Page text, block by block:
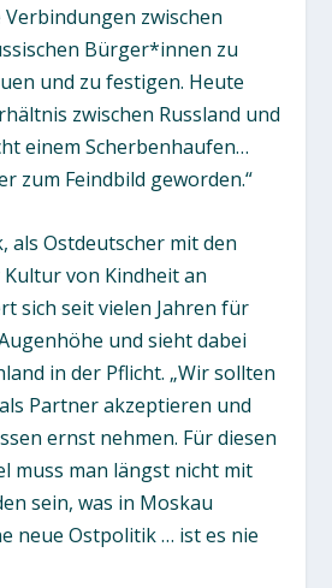
zwischen
Bürger*innen zu
und zu festigen. Heute
zwischen Russland und
einem Scherbenhaufen…
zum Feindbild geworden.“
als Ostdeutscher mit den
von Kindheit an
sich seit vielen Jahren für
und sieht dabei
in der Pflicht. „Wir sollten
Partner akzeptieren und
ernst nehmen. Für diesen
muss man längst nicht mit
sein, was in Moskau
neue Ostpolitik … ist es nie